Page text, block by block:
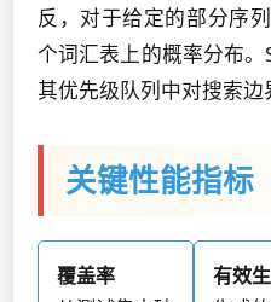
反，对于给定的部分序
个词汇表上的概率分布
其优先级队列中对搜索边
关键性能指标
覆盖率
有效